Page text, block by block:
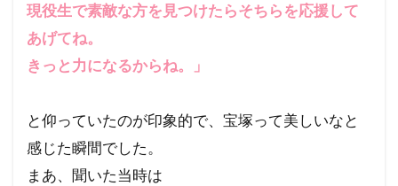
現役生で素敵な方を見つけたらそちらを応援して
あげてね。
きっと力になるからね。」
と仰っていたのが印象的で、宝塚って美しいなと
感じた瞬間でした。
まあ、聞いた当時は